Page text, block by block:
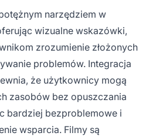
narzędziem w
wizualne wskazówki,
zrozumienie złożonych
problemów. Integracja
że użytkownicy mogą
zasobów bez opuszczania
bardziej bezproblemowe i
wsparcia. Filmy są